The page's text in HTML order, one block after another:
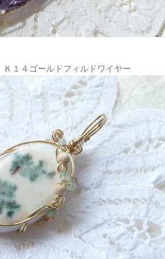
１４ゴールドフィルドワイヤー